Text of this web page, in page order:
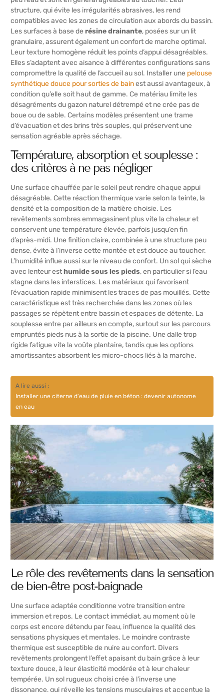
structure, qui évite les irrégularités abrasives, les rend
compatibles avec les zones de circulation aux abords du bassin.
Les surfaces à base de résine drainante, posées sur un lit
granulaire, assurent également un confort de marche optimal.
Leur texture homogène réduit les points d’appui désagréables.
Elles s’adaptent avec aisance à différentes configurations sans
compromettre la qualité de l’accueil au sol. Installer une pelouse
synthétique douce pour sorties de bainest aussi avantageux, à
condition qu’elle soit haut de gamme. Ce matériau limite les
désagréments du gazon naturel détrempé et ne crée pas de
boue ou de sable. Certains modèles présentent une trame
d’évacuation et des brins très souples, qui préservent une
sensation agréable après séchage.
Température, absorption et souplesse :
des critères à ne pas négliger
Une surface chauffée par le soleil peut rendre chaque appui
désagréable. Cette réaction thermique varie selon la teinte, la
densité et la composition de la matière choisie. Les
revêtements sombres emmagasinent plus vite la chaleur et
conservent une température élevée, parfois jusqu’en fin
d’après-midi. Une finition claire, combinée à une structure peu
dense, évite à l’inverse cette montée et est douce au toucher.
L’humidité influe aussi sur le niveau de confort. Un sol qui sèche
avec lenteur esthumide sous les pieds, en particulier si l’eau
stagne dans les interstices. Les matériaux qui favorisent
l’évacuation rapide minimisent les traces de pas mouillés. Cette
caractéristique est très recherchée dans les zones où les
passages se répètent entre bassin et espaces de détente. La
souplesse entre par ailleurs en compte, surtout sur les parcours
empruntés pieds nus à la sortie de la piscine. Une dalle trop
rigide fatigue vite la voûte plantaire, tandis que les options
amortissantes absorbent les micro-chocs liés à la marche.
A lire aussi :
Installer une citerne d'eau de pluie en béton : devenir autonome
en eau
Le rôle des revêtements dans la sensation
de bien-être post-baignade
Une surface adaptée conditionne votre transition entre
immersion et repos. Le contact immédiat, au moment où le
corps est encore détendu par l’eau, influence la qualité des
sensations physiques et mentales. Le moindre contraste
thermique est susceptible de nuire au confort. Divers
revêtements prolongent l’effet apaisant du bain grâce à leur
texture douce, à leur élasticité modérée et à leur chaleur
tempérée. Un sol rugueux choisi crée à l’inverse une
dissonance, qui réveille les tensions musculaires et accentue la